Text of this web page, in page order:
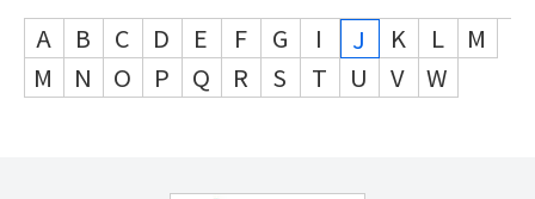
A B C D E F G I J K L
M
M
N O P Q R S T U V W